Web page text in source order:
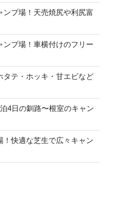
ンプ場！天売焼尻や利尻富
プ場！車横付けのフリー
タテ・ホッキ・甘エビなど
4日の釧路〜根室のキャン
！快適な芝生で広々キャン